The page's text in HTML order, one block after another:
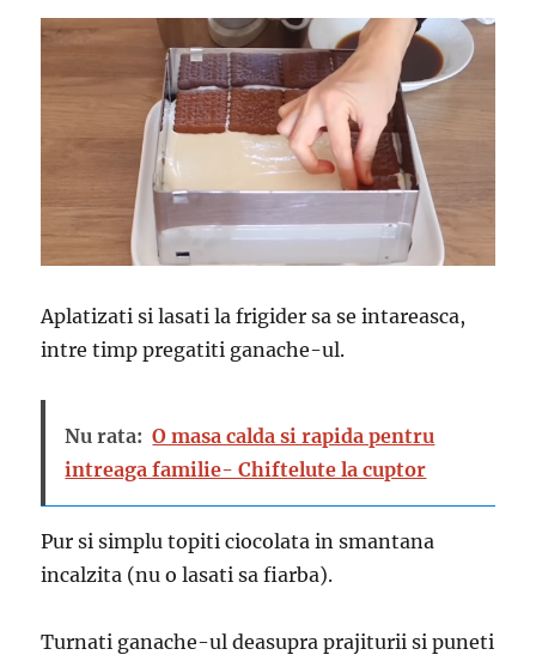
Aplatizati si lasati la frigider sa se intareasca,
intre timp pregatiti ganache-ul.
Nu rata: O masa calda si rapida pentru
intreaga familie- Chiftelute la cuptor
Pur si simplu topiti ciocolata in smantana
incalzita (nu o lasati sa fiarba).
Turnati ganache-ul deasupra prajiturii si puneti